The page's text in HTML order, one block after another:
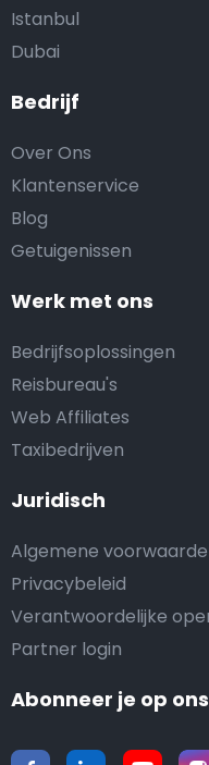
Bedrijf
Over Ons
Klantenservice
Blog
Getuigenissen
Werk met ons
Bedrijfsoplossingen
Reisbureau's
Web Affiliates
Taxibedrijven
Juridisch
Algemene
Privacybeleid
Verantwoordelijke
Partner login
Istanbul
Dubai
Abonneer je op ons